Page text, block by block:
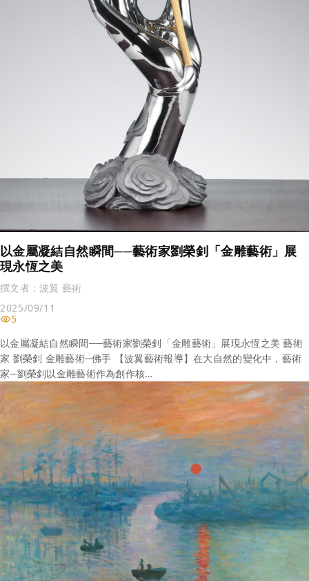
以金屬凝結自然瞬間──藝術家劉榮釗「金雕藝術」展
現永恆之美
撰文者：波翼 藝術
2025/09/11
5
以金屬凝結自然瞬間──藝術家劉榮釗「金雕藝術」展現永恆之美 藝術
家 劉榮釗 金雕藝術─佛手 【波翼藝術報導】在大自然的變化中，藝術
家─劉榮釗以金雕藝術作為創作核…